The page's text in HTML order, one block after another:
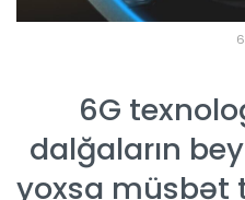
6G
dalğaların
yoxsa müsbət